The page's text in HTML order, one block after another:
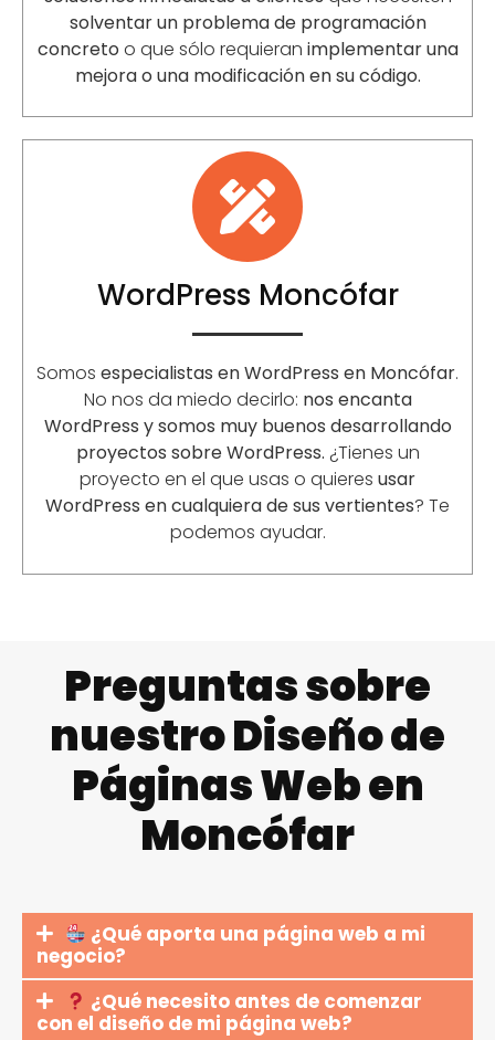
solventar un problema de programación
concreto o que sólo requieran implementar una
mejora o una modificación en su código.
WordPress Moncófar
Somos especialistas en WordPress en Moncófar.
No nos da miedo decirlo: nos encanta
WordPress y somos muy buenos desarrollando
proyectos sobre WordPress. ¿Tienes un
proyecto en el que usas o quieres usar
WordPress en cualquiera de sus vertientes? Te
podemos ayudar.
Preguntas sobre
nuestro Diseño de
Páginas Web en
Moncófar
¿Qué aporta una página web a mi
negocio?
¿Qué necesito antes de comenzar
con el diseño de mi página web?